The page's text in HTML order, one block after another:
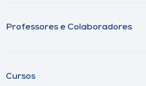
Professores e Colaboradores
Cursos